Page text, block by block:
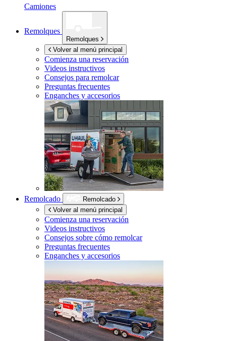
Camiones
Remolques
Remolques
Volver al menú principal
Comienza una reservación
Videos instructivos
Consejos para remolcar
Preguntas frecuentes
Enganches y accesorios
Remolcado
Remolcado
Volver al menú principal
Comienza una reservación
Videos instructivos
Consejos sobre cómo remolcar
Preguntas frecuentes
Enganches y accesorios